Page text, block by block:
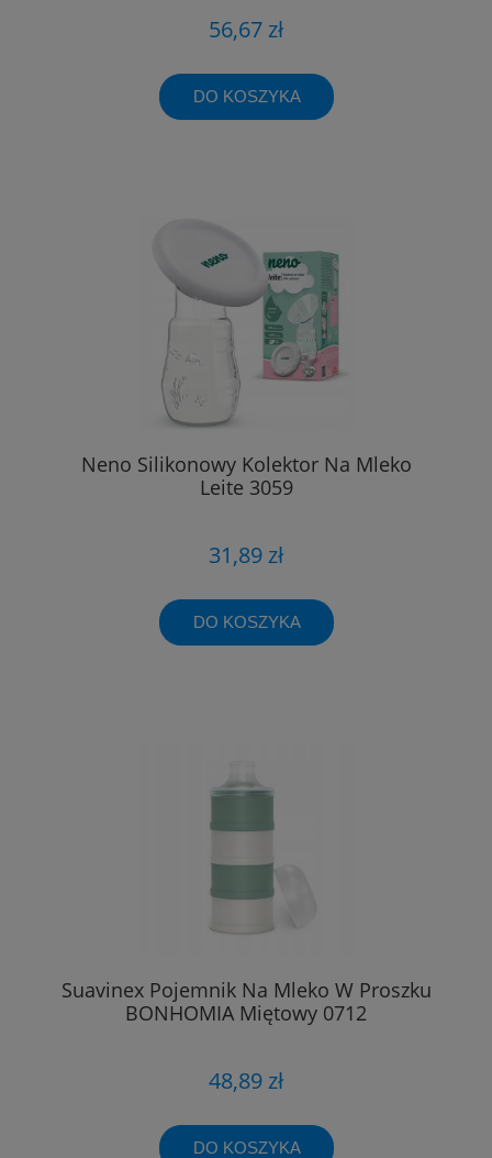
56,67 zł
DO KOSZYKA
Neno Silikonowy Kolektor Na Mleko
Leite 3059
31,89 zł
DO KOSZYKA
Suavinex Pojemnik Na Mleko W Proszku
BONHOMIA Miętowy 0712
48,89 zł
DO KOSZYKA